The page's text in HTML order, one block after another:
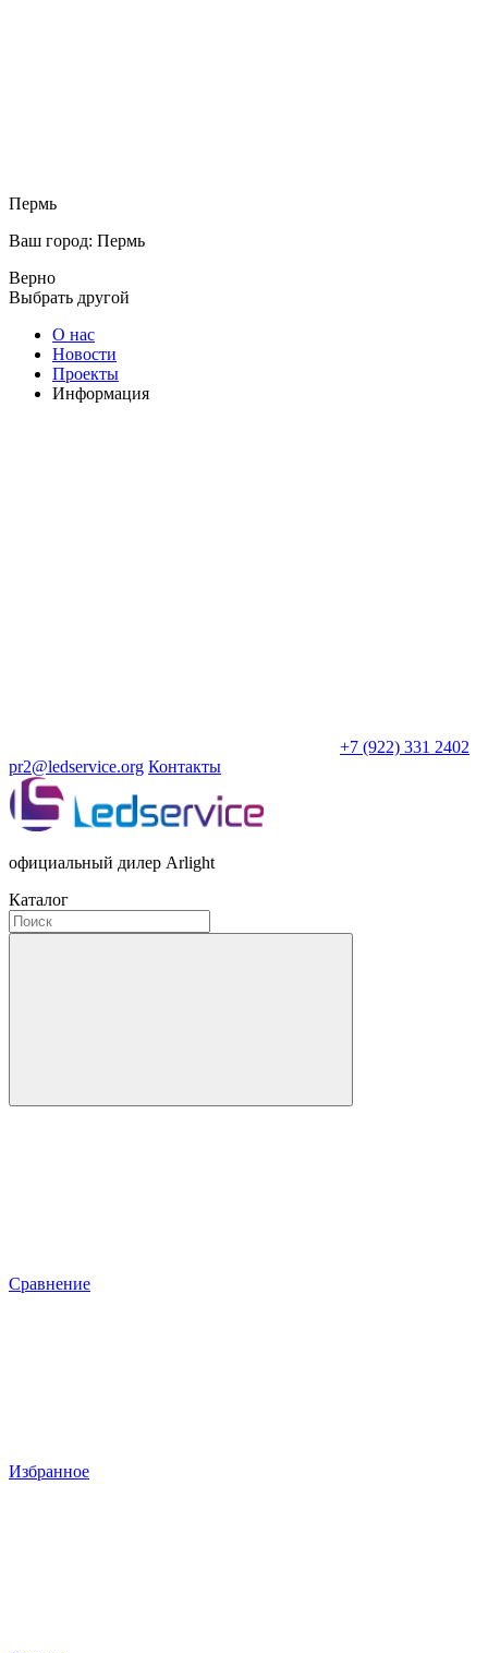
Пермь
Ваш город: Пермь
Верно
Выбрать другой
О нас
Новости
Проекты
Информация
+7 (922) 331 2402
pr2@ledservice.org Контакты
официальный дилер Arlight
Каталог
Сравнение
Избранное